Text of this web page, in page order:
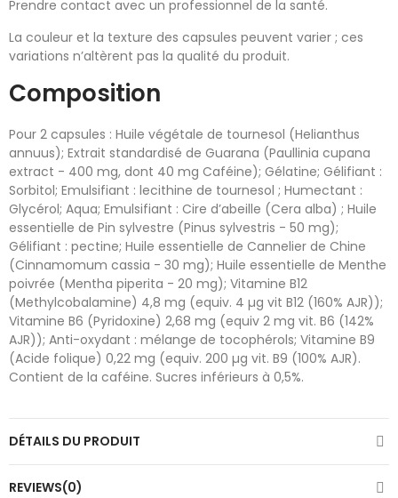
Prendre contact avec un professionnel de la santé.
La couleur et la texture des capsules peuvent varier ; ces
variations n’altèrent pas la qualité du produit.
Composition
Pour 2 capsules : Huile végétale de tournesol (Helianthus
annuus); Extrait standardisé de Guarana (Paullinia cupana
extract - 400 mg, dont 40 mg Caféine); Gélatine; Gélifiant :
Sorbitol; Emulsifiant : lecithine de tournesol ; Humectant :
Glycérol; Aqua; Emulsifiant : Cire d’abeille (Cera alba) ; Huile
essentielle de Pin sylvestre (Pinus sylvestris - 50 mg);
Gélifiant : pectine; Huile essentielle de Cannelier de Chine
(Cinnamomum cassia - 30 mg); Huile essentielle de Menthe
poivrée (Mentha piperita - 20 mg); Vitamine B12
(Methylcobalamine) 4,8 mg (equiv. 4 µg vit B12 (160% AJR));
Vitamine B6 (Pyridoxine) 2,68 mg (equiv 2 mg vit. B6 (142%
AJR)); Anti-oxydant : mélange de tocophérols; Vitamine B9
(Acide folique) 0,22 mg (equiv. 200 µg vit. B9 (100% AJR).
Contient de la caféine. Sucres inférieurs à 0,5%.
DÉTAILS DU PRODUIT
REVIEWS(0)